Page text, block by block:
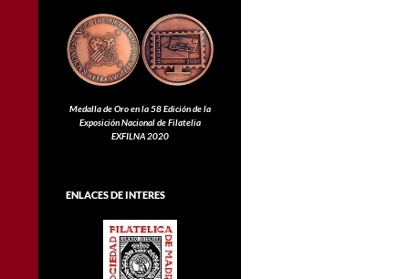
Medalla de Oro en la 58 Edición de la
Exposición Nacional de Filatelia
EXFILNA 2020
ENLACES DE INTERES